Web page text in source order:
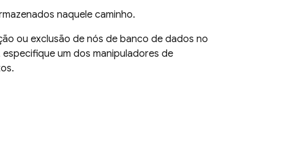
naquele caminho.
ou exclusão de nós de banco de dados no
um dos manipuladores de